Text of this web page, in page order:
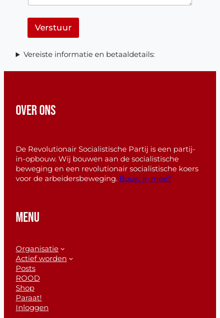
Verstuur
Vereiste informatie en betaaldetails:
OVER ONS
De Revolutionair Socialistische Partij is een partij-
in-opbouw. Wij bouwen aan de socialistische
beweging en een revolutionair socialistische koers
voor de arbeidersbeweging. Bouw je mee?
MENU
Organisatie
Actief worden
Posts
ROOD
Shop
Paraat!
Inloggen